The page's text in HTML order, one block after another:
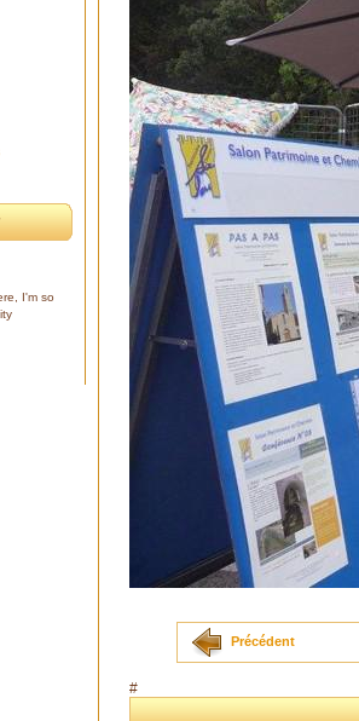
I'm so
Précédent
#